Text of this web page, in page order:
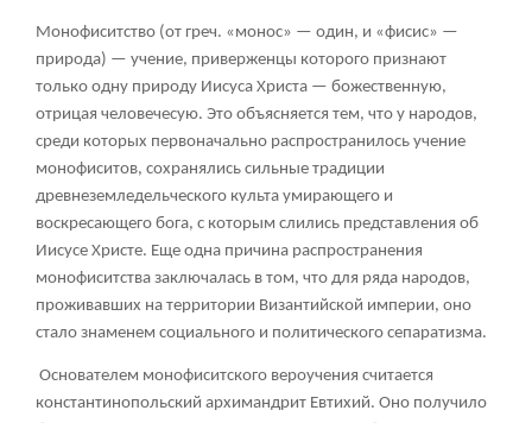
Монофиситство (от греч. «монос» — один, и «фисис» —
природа) — учение, приверженцы которого признают
только одну природу Иисуса Христа — божественную,
отрицая человечесую. Это объясняется тем, что у народов,
среди которых первоначально распространилось учение
монофиситов, сохранялись сильные традиции
древнеземледельческого культа умирающего и
воскресающего бога, с которым слились представления об
Иисусе Христе. Еще одна причина распространения
монофиситства заключалась в том, что для ряда народов,
проживавших на территории Византийской империи, оно
стало знаменем социального и политического сепаратизма.
Основателем монофиситского вероучения считается
константинопольский архимандрит Евтихий. Оно получило